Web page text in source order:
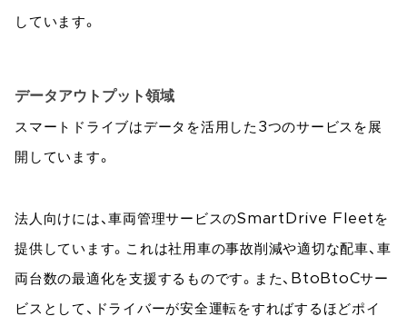
しています。
データアウトプット領域
スマートドライブはデータを活用した3つのサービスを展
開しています。
法人向けには、車両管理サービスのSmartDrive Fleetを
提供しています。これは社用車の事故削減や適切な配車、車
両台数の最適化を支援するものです。また、BtoBtoCサー
ビスとして、ドライバーが安全運転をすればするほどポイ